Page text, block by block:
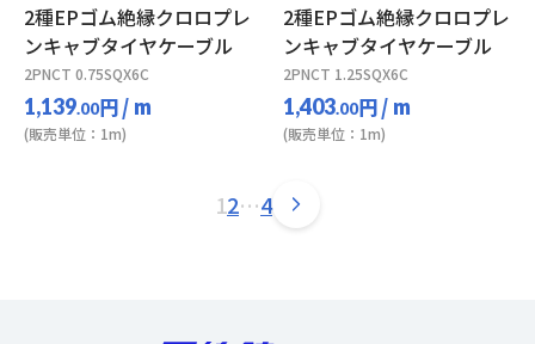
2種EPゴム絶縁クロロプレ
ンキャブタイヤケーブル
2PNCT 0.75SQX6C
1,139.00円/ m
(販売単位：1m)
2種EPゴム絶縁クロロプレ
ンキャブタイヤケーブル
2PNCT 1.25SQX6C
1,403.00円/ m
(販売単位：1m)
12…4